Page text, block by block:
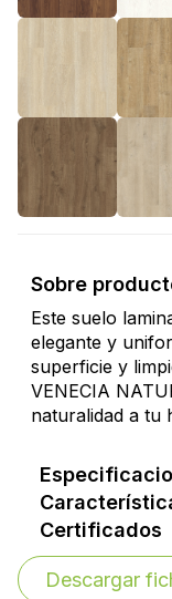
Sobre
Este suelo
elegante y
superficie y
VENECIA
naturalidad a tu
Certificados
Descargar